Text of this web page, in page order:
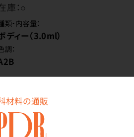
材料の通販
庫：○
類・内容量：
ディー（3.0ml）
調：